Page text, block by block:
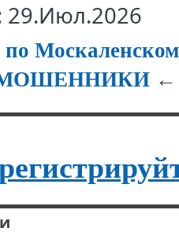
29.Июл.2026
по
←